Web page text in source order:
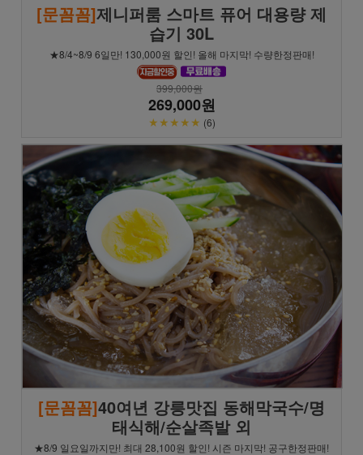
[문꼼꼼]제니퍼룸 스마트 퓨어 대용량 제
습기 30L
★8/4~8/9 6일만! 130,000원 할인! 올해 마지막! 수량한정판매!
399,000원
269,000원
★★★★★ (6)
[문꼼꼼]40여년 강릉맛집 동해막국수/명
태식해/순살족발 외
★8/9 일요일까지만! 최대 28,100원 할인! 시즌 마지막! 공구한정판매!